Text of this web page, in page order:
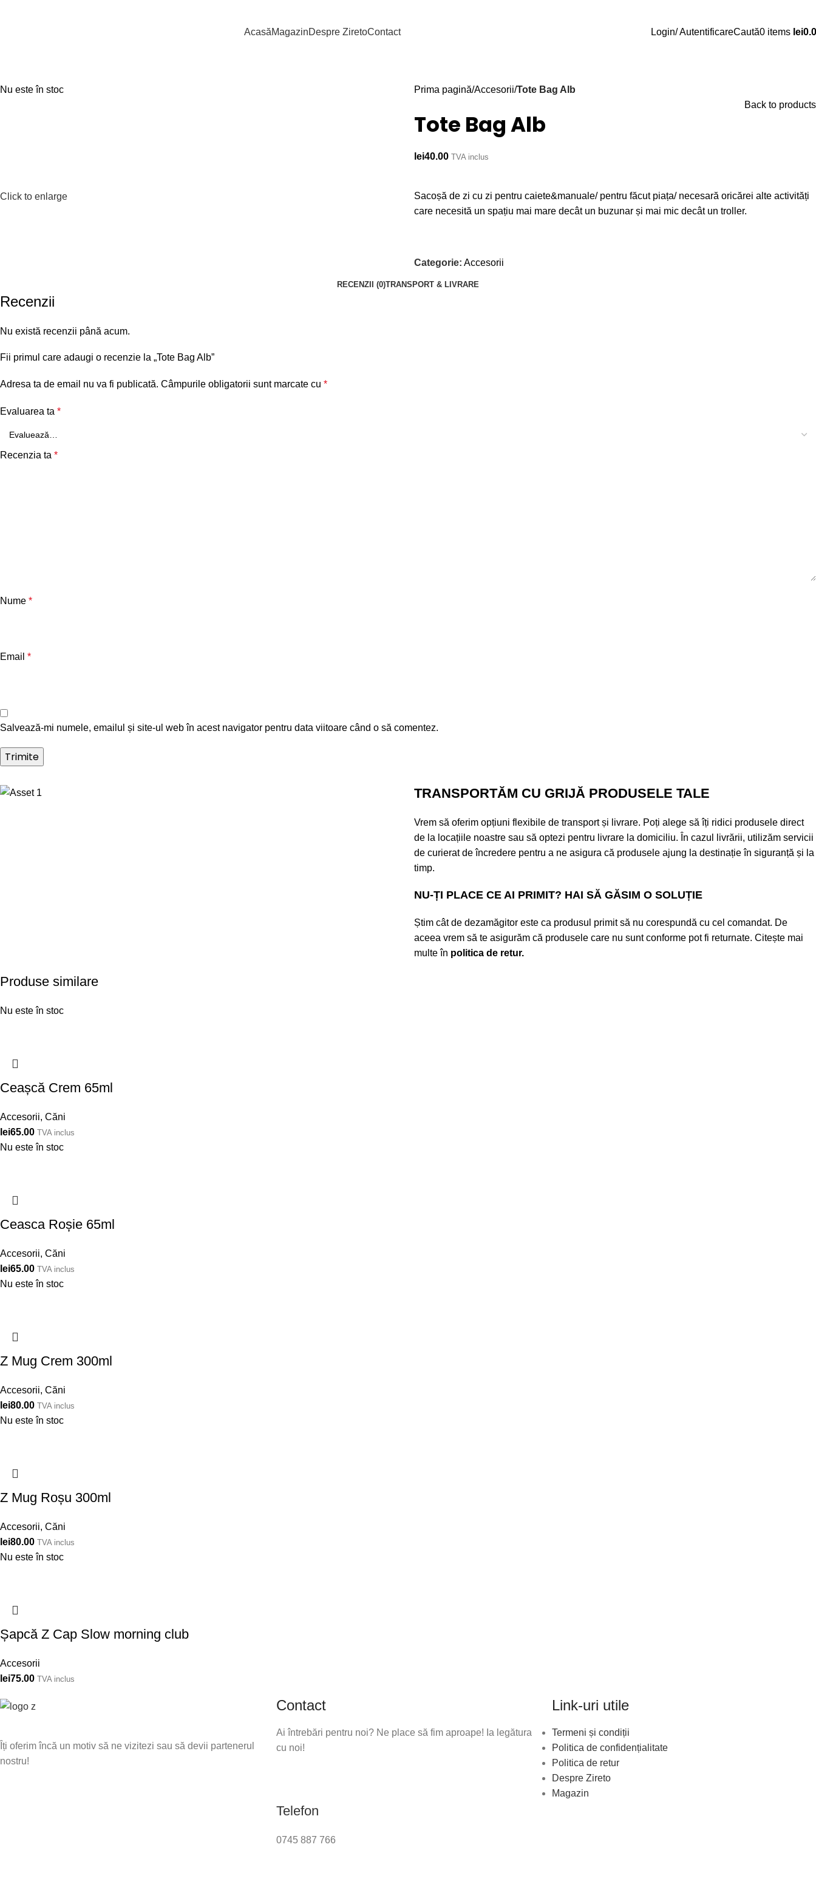
AcasăMagazinDespre ZiretoContact Login/ AutentificareCaută0 items lei
Nu este în stoc
Click to enlarge
Prima pagină Accesorii Tote Bag Alb
Back to products
Tote Bag Alb
lei40.00 TVA inclus
Sacoșă de zi cu zi pentru caiete&manuale/ pentru făcut piața/ necesară oricărei alte activități
care necesită un spațiu mai mare decât un buzunar și mai mic decât un troller.
Categorie: Accesorii
RECENZII (0)TRANSPORT & LIVRARE
Recenzii
Nu există recenzii până acum.
Fii primul care adaugi o recenzie la „Tote Bag Alb”
Adresa ta de email nu va fi publicată. Câmpurile obligatorii sunt marcate cu *
Evaluarea ta *
Recenzia ta *
Nume *
Email *
Salvează-mi numele, emailul și site-ul web în acest navigator pentru data viitoare când o să comentez.
TRANSPORTĂM CU GRIJĂ PRODUSELE TALE
Vrem să oferim opțiuni flexibile de transport și livrare. Poți alege să îți ridici produsele direct
de la locațiile noastre sau să optezi pentru livrare la domiciliu. În cazul livrării, utilizăm servicii
de curierat de încredere pentru a ne asigura că produsele ajung la destinație în siguranță și la
timp.
NU-ȚI PLACE CE AI PRIMIT? HAI SĂ GĂSIM O SOLUȚIE
Știm cât de dezamăgitor este ca produsul primit să nu corespundă cu cel comandat. De
aceea vrem să te asigurăm că produsele care nu sunt conforme pot fi returnate. Citește mai
multe în politica de retur.
Produse similare
Nu este în stoc
Ceașcă Crem 65ml
Accesorii, Căni
lei65.00 TVA inclus
Nu este în stoc
Ceasca Roșie 65ml
Accesorii, Căni
lei65.00 TVA inclus
Nu este în stoc
Z Mug Crem 300ml
Accesorii, Căni
lei80.00 TVA inclus
Nu este în stoc
Z Mug Roșu 300ml
Accesorii, Căni
lei80.00 TVA inclus
Nu este în stoc
Șapcă Z Cap Slow morning club
Accesorii
lei75.00 TVA inclus
Îți oferim încă un motiv să ne vizitezi sau să devii partenerul
nostru!
Contact
Ai întrebări pentru noi? Ne place să fim aproape! Ia legătura
cu noi!
Telefon
0745 887 766
Link-uri utile
Termeni și condiții
Politica de confidențialitate
Politica de retur
Despre Zireto
Magazin